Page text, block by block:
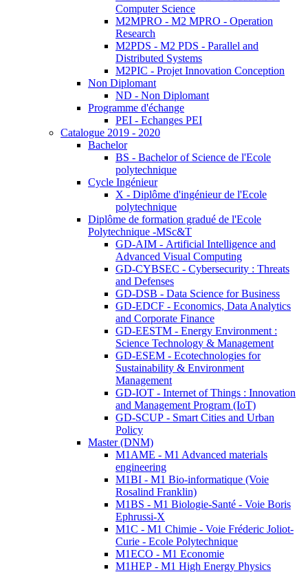
Computer Science
M2MPRO - M2 MPRO - Operation
Research
M2PDS - M2 PDS - Parallel and
Distributed Systems
M2PIC - Projet Innovation Conception
Non Diplomant
ND - Non Diplomant
Programme d'échange
PEI - Echanges PEI
Catalogue 2019 - 2020
Bachelor
BS - Bachelor of Science de l'Ecole
polytechnique
Cycle Ingénieur
X - Diplôme d'ingénieur de l'Ecole
polytechnique
Diplôme de formation gradué de l'Ecole
Polytechnique -MSc&T
GD-AIM - Artificial Intelligence and
Advanced Visual Computing
GD-CYBSEC - Cybersecurity : Threats
and Defenses
GD-DSB - Data Science for Business
GD-EDCF - Economics, Data Analytics
and Corporate Finance
GD-EESTM - Energy Environment :
Science Technology & Management
GD-ESEM - Ecotechnologies for
Sustainability & Environment
Management
GD-IOT - Internet of Things : Innovation
and Management Program (IoT)
GD-SCUP - Smart Cities and Urban
Policy
Master (DNM)
M1AME - M1 Advanced materials
engineering
M1BI - M1 Bio-informatique (Voie
Rosalind Franklin)
M1BS - M1 Biologie-Santé - Voie Boris
Ephrussi-X
M1C - M1 Chimie - Voie Fréderic Joliot-
Curie - Ecole Polytechnique
M1ECO - M1 Economie
M1HEP - M1 High Energy Physics